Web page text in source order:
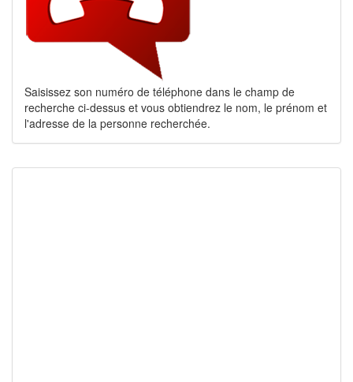
Saisissez son numéro de téléphone dans le champ de
recherche ci-dessus et vous obtiendrez le nom, le prénom et
l'adresse de la personne recherchée.